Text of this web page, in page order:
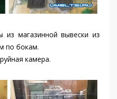
магазинной вывески из
по бокам.
камера.